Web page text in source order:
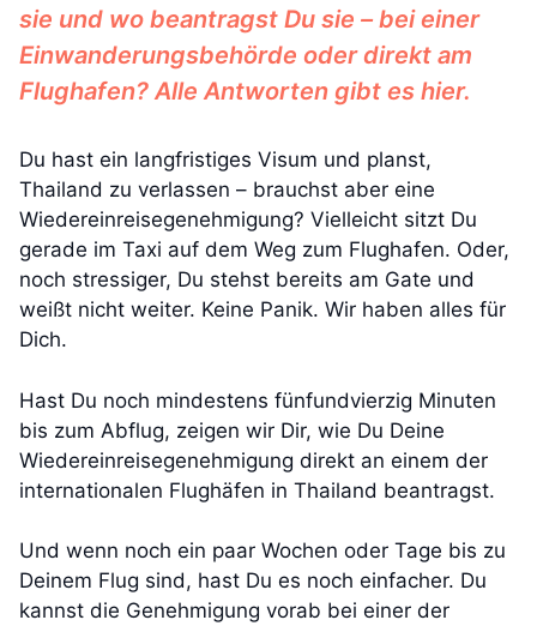
sie und wo beantragst Du sie – bei einer
Einwanderungsbehörde oder direkt am
Flughafen? Alle Antworten gibt es hier.
Du hast ein langfristiges Visum und planst,
Thailand zu verlassen – brauchst aber eine
Wiedereinreisegenehmigung? Vielleicht sitzt Du
gerade im Taxi auf dem Weg zum Flughafen. Oder,
noch stressiger, Du stehst bereits am Gate und
weißt nicht weiter. Keine Panik. Wir haben alles für
Dich.
Hast Du noch mindestens fünfundvierzig Minuten
bis zum Abflug, zeigen wir Dir, wie Du Deine
Wiedereinreisegenehmigung direkt an einem der
internationalen Flughäfen in Thailand beantragst.
Und wenn noch ein paar Wochen oder Tage bis zu
Deinem Flug sind, hast Du es noch einfacher. Du
kannst die Genehmigung vorab bei einer der